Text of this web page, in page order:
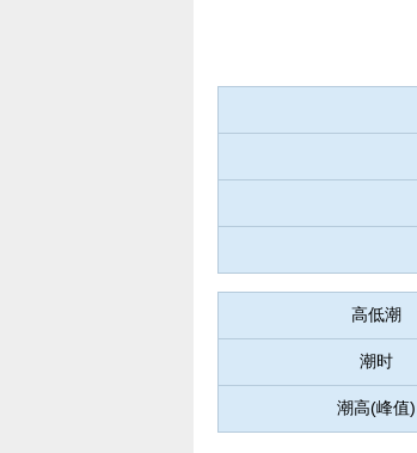
高低潮
潮时
潮高(峰值)